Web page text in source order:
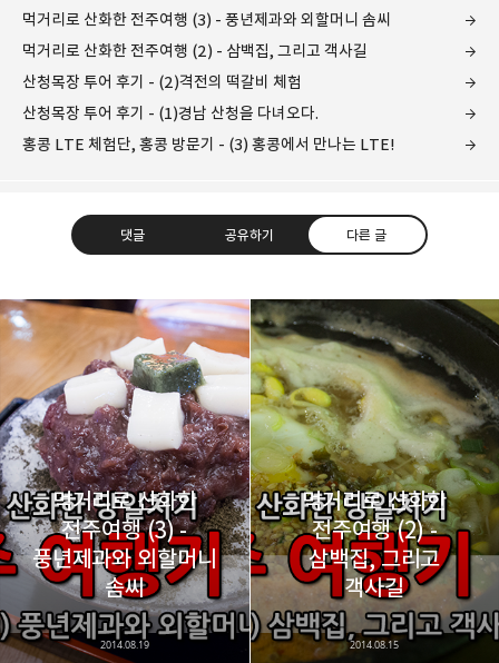
먹거리로 산화한 전주여행 (3) - 풍년제과와 외할머니 솜씨
먹거리로 산화한 전주여행 (2) - 삼백집, 그리고 객사길
산청목장 투어 후기 - (2)격전의 떡갈비 체험
산청목장 투어 후기 - (1)경남 산청을 다녀오다.
홍콩 LTE 체험단, 홍콩 방문기 - (3) 홍콩에서 만나는 LTE!
댓글 공유하기 다른 글
레이니아
다방면의 깊은 관심과 얕은 이해도를 갖춘 보편적
비주류이자 진화하는 영원한 주변인.
구독하기
구독하기 카카오톡 라인 트위터
카카오스토리 밴드 네이버 블로그
먹거리로 산화한
전주여행 (3) -
풍년제과와 외할머니
솜씨
2014.08.19
먹거리로 산화한
전주여행 (2) -
삼백집, 그리고
객사길
2014.08.15